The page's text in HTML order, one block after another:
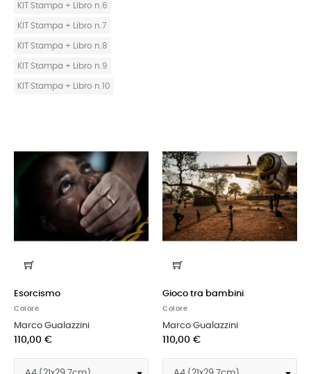
KIT Stampa + Libro n.6
KIT Stampa + Libro n.7
KIT Stampa + Libro n.8
KIT Stampa + Libro n.9
KIT Stampa + Libro n.10
Esorcismo
Colore
Marco Gualazzini
110,00 €
Gioco tra bambini
Colore
Marco Gualazzini
110,00 €